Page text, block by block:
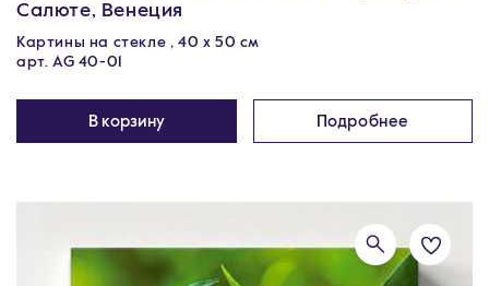
Салюте, Венеция
Картины на стекле , 40 х 50 см
арт. AG 40-01
В корзину Подробнее